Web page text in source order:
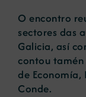
O encontro
sectores das
Galicia, así
contou
de Economía,
Conde.